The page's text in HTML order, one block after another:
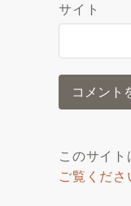
サイト
このサイト
ご覧くださ